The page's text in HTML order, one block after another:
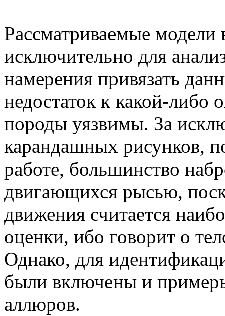
Рассматриваемые модели
исключительно для
намерения привязать
недостаток к какой-либо
породы уязвимы. За
карандашных рисунков,
работе, большинство
двигающихся рысью,
движения считается
оценки, ибо говорит о
Однако, для
были включены и
аллюров.